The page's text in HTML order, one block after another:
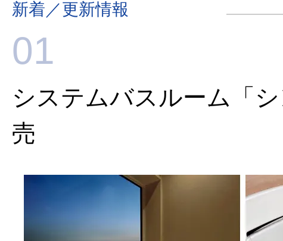
新着／更新情報
01
システムバスルーム「
売